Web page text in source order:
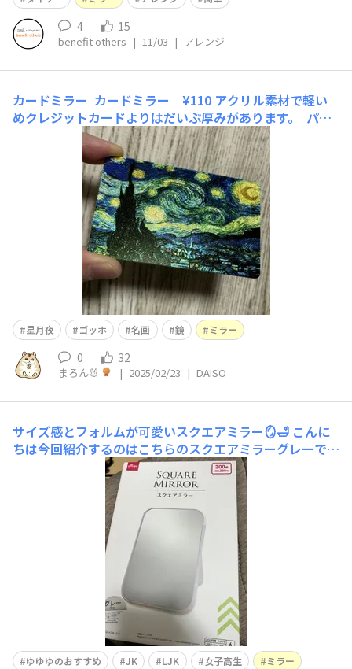
4 15
benefit others | 11/03 | アレンジ
カードミラー カードミラー ¥110 アクリル素材で軽い
めクレジットカードよりはだいぶ厚みがあります。 パブ
リックドメインになったゴッホの名画 星月夜 ひまわりも
ありました。 美術館や百貨店で売っているものは重くて
高級品すぎて手が出せないの
星月夜 ゴッホ 名画 鏡 ミラー
0 32
まろん🐰 | 2025/02/23 | DAISO
サイズ感とフォルムが可愛いスクエアミラー🪞🛁 こんに
ちは今回紹介するのはこちらのスクエアミラーグレーで
す‼️ 【4549131885781】 200円商品ではあるのですがそ
れ以上に使い勝手が良いと感じました👍🏻 私はもともと大
きくて薄い鏡を使っていたのですが何枚割ったことやら
🫣 白とグレーがあ
ゆゆゆのおすすめ JK LJK 女子高生
ミラー